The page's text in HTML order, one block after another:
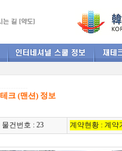
크 (맨션) 정보
물건번호 : 23 계약현황 : 계약